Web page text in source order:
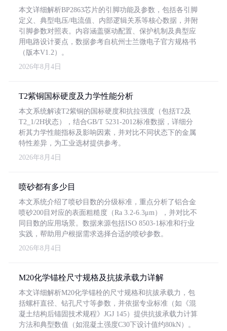
本文详细解析BP2863芯片的引脚功能及参数，包括各引脚
定义、典型电压/电流值、内部逻辑关系等核心数据，并附
引脚参数对照表。内容涵盖驱动配置、保护机制及典型应
用电路设计要点，数据参考自杭州士兰微电子官方规格书
（版本V1.2）。
2026年8月4日
T2紫铜国标硬度及力学性能分析
本文系统解读T2紫铜的国标硬度和抗拉强度（包括T2及
T2_1/2H状态），结合GB/T 5231-2012标准数据，详细分
析其力学性能指标及影响因素，并对比不同状态下的金属
特性差异，为工业选材提供参考。
2026年8月4日
喷砂都有多少目
本文系统介绍了喷砂目数的分级标准，重点分析了铝合金
喷砂200目对应的表面粗糙度（Ra 3.2-6.3μm），并对比不
同目数的应用场景。数据来源包括ISO 8503-1标准和行业
实践，帮助用户根据需求选择合适的喷砂参数。
2026年8月4日
M20化学锚栓尺寸规格及抗拔承载力详解
本文详细解析M20化学锚栓的尺寸规格和抗拔承载力，包
括螺杆直径、钻孔尺寸等参数，并依据专业标准（如《混
凝土结构后锚固技术规程》JGJ 145）提供抗拔承载力计算
方法和典型数值（如混凝土强度C30下设计值约80kN）。